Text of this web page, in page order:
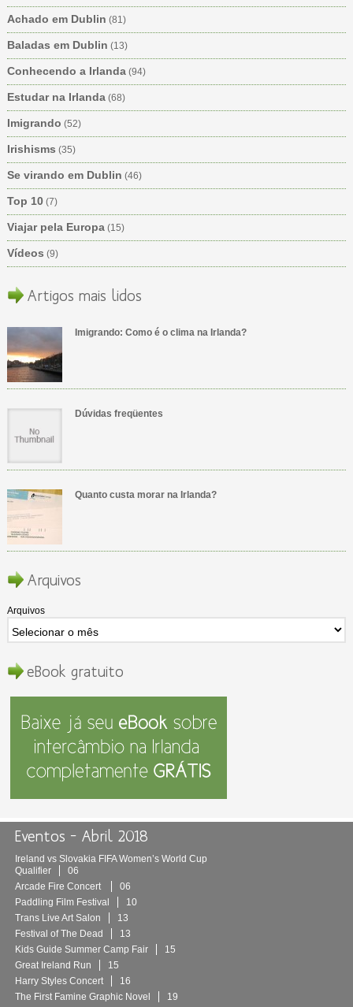
Achado em Dublin (81)
Baladas em Dublin (13)
Conhecendo a Irlanda(94)
Estudar na Irlanda(68)
Imigrando (52)
Irishisms (35)
Se virando em Dublin (46)
Top 10(7)
Viajar pela Europa(15)
Vídeos (9)
Artigos mais lidos
Imigrando: Como é o clima na Irlanda?
Dúvidas freqüentes
Quanto custa morar na Irlanda?
Arquivos
Arquivos
eBook gratuito
Eventos – Abril 2018
Ireland vs Slovakia FIFA Women’s World Cup
Qualifier
06
Arcade Fire Concert
06
Paddling Film Festival
10
Trans Live Art Salon
13
Festival of The Dead
13
Kids Guide Summer Camp Fair
15
Great Ireland Run
15
Harry Styles Concert
16
The First Famine Graphic Novel
19